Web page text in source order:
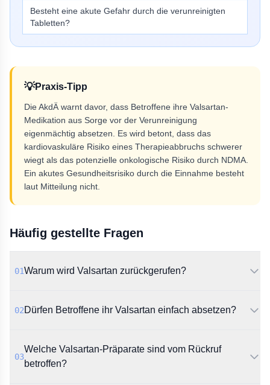
Besteht eine akute Gefahr durch die verunreinigten
Tabletten?
💡Praxis-Tipp
Die AkdÄ warnt davor, dass Betroffene ihre Valsartan-
Medikation aus Sorge vor der Verunreinigung
eigenmächtig absetzen. Es wird betont, dass das
kardiovaskuläre Risiko eines Therapieabbruchs schwerer
wiegt als das potenzielle onkologische Risiko durch NDMA.
Ein akutes Gesundheitsrisiko durch die Einnahme besteht
laut Mitteilung nicht.
Häufig gestellte Fragen
01Warum wird Valsartan zurückgerufen?
Wirkstoffs mit N-Nitrosodimethylamin (NDMA). Dieser
02Dürfen Betroffene ihr Valsartan einfach absetzen?
ohne ärztliche Rücksprache abzusetzen. Das
gesundheitliche Risiko durch den Therapieabbruch ist
03
Welche Valsartan-Präparate sind vom Rückruf
betroffen?